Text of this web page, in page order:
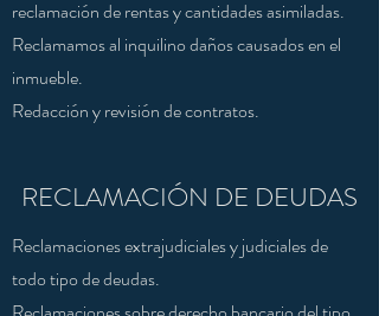
reclamación de rentas y cantidades asimiladas.
Reclamamos al inquilino daños causados en el
inmueble.
Redacción y revisión de contratos.
RECLAMACIÓN DE DEUDAS
Reclamaciones extrajudiciales y judiciales de
todo tipo de deudas.